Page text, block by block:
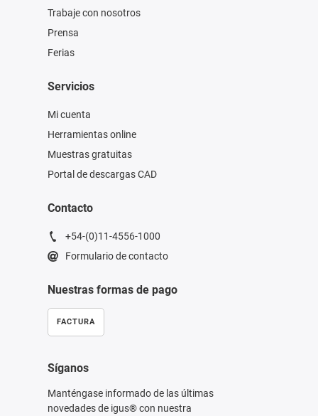
Trabaje con nosotros
Prensa
Ferias
Servicios
Mi cuenta
Herramientas online
Muestras gratuitas
Portal de descargas CAD
Contacto
+54-(0)11-4556-1000
Formulario de contacto
Nuestras formas de pago
FACTURA
Síganos
Manténgase informado de las últimas
novedades de igus® con nuestra